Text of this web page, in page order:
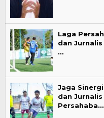
Laga
dan
…
Jaga
dan Jurnalis
Persahaba…